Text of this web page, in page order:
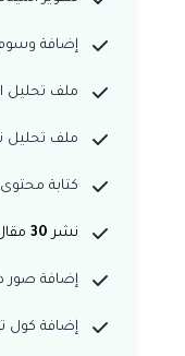
إضافة
ملف تحليل
ملف تحليل
كتابة
نشر 30
إضافة صور
إضافة كول